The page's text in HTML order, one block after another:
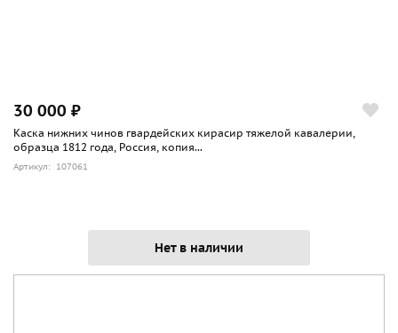
30 000 ₽
Каска нижних чинов гвардейских кирасир тяжелой кавалерии,
образца 1812 года, Россия, копия...
Артикул: 107061
Нет в наличии